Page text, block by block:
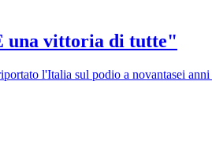
una vittoria di tutte"
l'Italia sul podio a novantasei